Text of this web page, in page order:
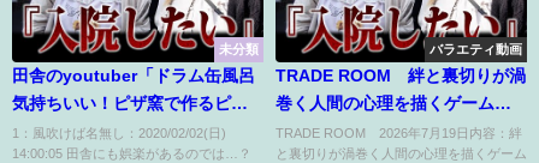
未分類
田舎のyoutuber「ドラム缶風呂
気持ちいい！ピザ窯で作るピザ
美味しい！釣り楽しい！」
1：風吹けば名無し：2020/02/02(日)
14:00:05 田舎にも娯楽があるのでは…？
バラエティ動画
TRADE ROOM 絆と裏切りが渦
巻く人間の心理を描くゲームシ
ョー 7月19日
TRADE ROOM 2026年7月19日内容：絆
と裏切りが渦巻く人間の心理を描くゲーム